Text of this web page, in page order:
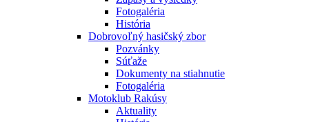
Fotogaléria
História
Dobrovoľný hasičský zbor
Pozvánky
Súťaže
Dokumenty na stiahnutie
Fotogaléria
Motoklub Rakúsy
Aktuality